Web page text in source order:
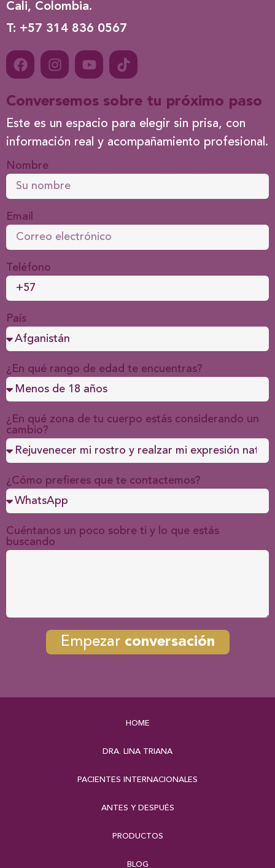
Cali, Colombia.
T: +57 314 836 0567
Conversemos sobre tu próximo paso
Este es un espacio para elegir sin prisa, con
información real y acompañamiento profesional.
Nombre
Email
Teléfono
País
¿En qué rango de edad te encuentras?
¿En qué zona de tu cuerpo estás considerando un
cambio?
¿Cómo prefieres que te contactemos?
Cuéntanos un poco sobre ti y lo que estás
buscando
Empezar conversación
HOME
DRA. LINA TRIANA
PACIENTES INTERNACIONALES
ANTES Y DESPUÉS
PRODUCTOS
BLOG